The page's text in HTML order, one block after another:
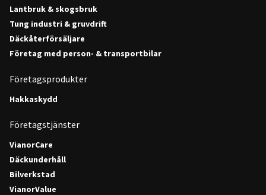
Lantbruk & skogsbruk
Tung industri & gruvdrift
Däckåterförsäljare
Företag med person- & transportbilar
Företagsprodukter
Hakkaskydd
Företagstjänster
VianorCare
Däckunderhåll
Bilverkstad
VianorValue